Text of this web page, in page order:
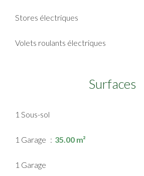
Stores électriques
Volets roulants électriques
Surfaces
1 Sous-sol
1 Garage 35.00 m²
1 Garage